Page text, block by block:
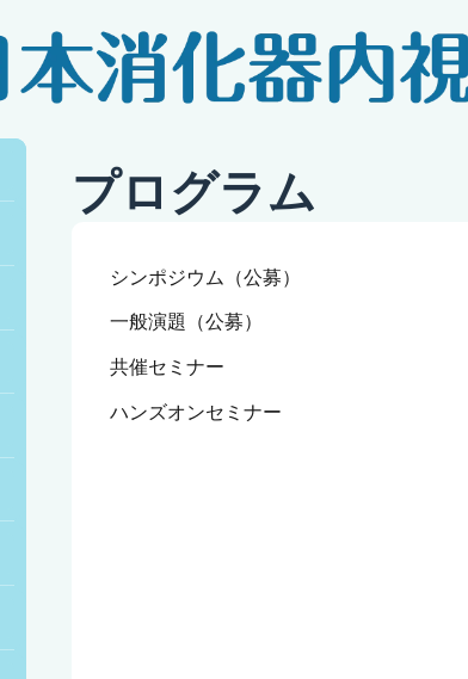
プログラム
シンポジウム（公募）
一般演題（公募）
共催セミナー
ハンズオンセミナー